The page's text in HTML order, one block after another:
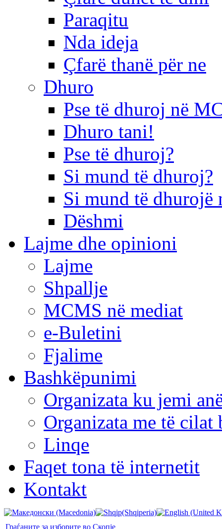
Paraqitu
Nda ideja
Çfarë thanë për ne
Dhuro
Pse të dhuroj në
Dhuro tani!
Pse të dhuroj?
Si mund të dhuroj?
Si mund të dhurojë
Dëshmi
Lajme dhe opinioni
Lajme
Shpallje
MCMS në mediat
e-Buletini
Fjalime
Bashkëpunimi
Organizata ku jemi
Organizata me të cilat
Linqe
Faqet tona të internetit
Kontakt
Граѓаните за изборите во Скопје